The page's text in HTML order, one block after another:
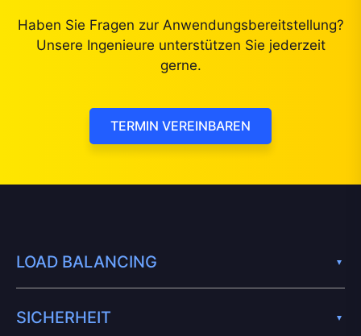
Haben Sie Fragen zur Anwendungsbereitstellung?
Unsere Ingenieure unterstützen Sie jederzeit
gerne.
TERMIN VEREINBAREN
LOAD BALANCING
SICHERHEIT